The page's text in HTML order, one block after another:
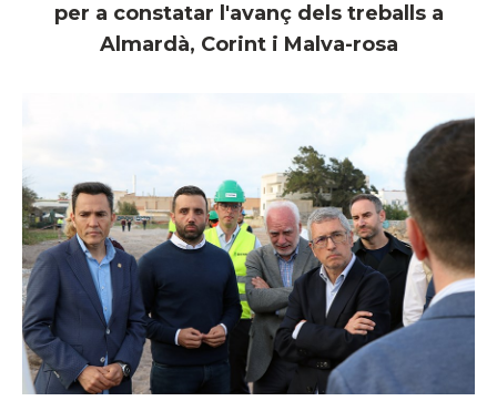
per a constatar l'avanç dels treballs a
Almardà, Corint i Malva-rosa